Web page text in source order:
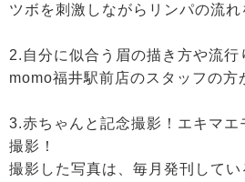
ツボを刺激しながらリンパの流れ
2.自分に似合う眉の描き方や流行
momo福井駅前店のスタッフの方
3.赤ちゃんと記念撮影！エキマエ
撮影！
撮影した写真は、毎月発刊して